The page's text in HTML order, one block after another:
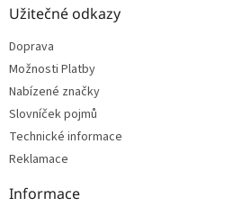
Užitečné odkazy
Doprava
Možnosti Platby
Nabízené značky
Slovníček pojmů
Technické informace
Reklamace
Informace